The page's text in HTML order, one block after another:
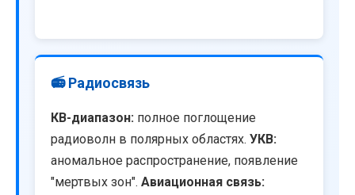
📻 Радиосвязь
КВ-диапазон: полное поглощение
радиоволн в полярных областях. УКВ:
аномальное распространение, появление
"мертвых зон". Авиационная связь: